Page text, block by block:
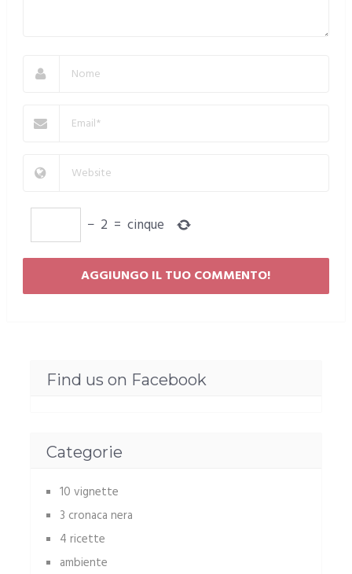
− 2 = cinque
Find us on Facebook
Categorie
10 vignette
3 cronaca nera
4 ricette
ambiente